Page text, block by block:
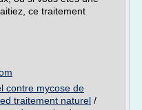
ce traitement
contre mycose de
traitement naturel /